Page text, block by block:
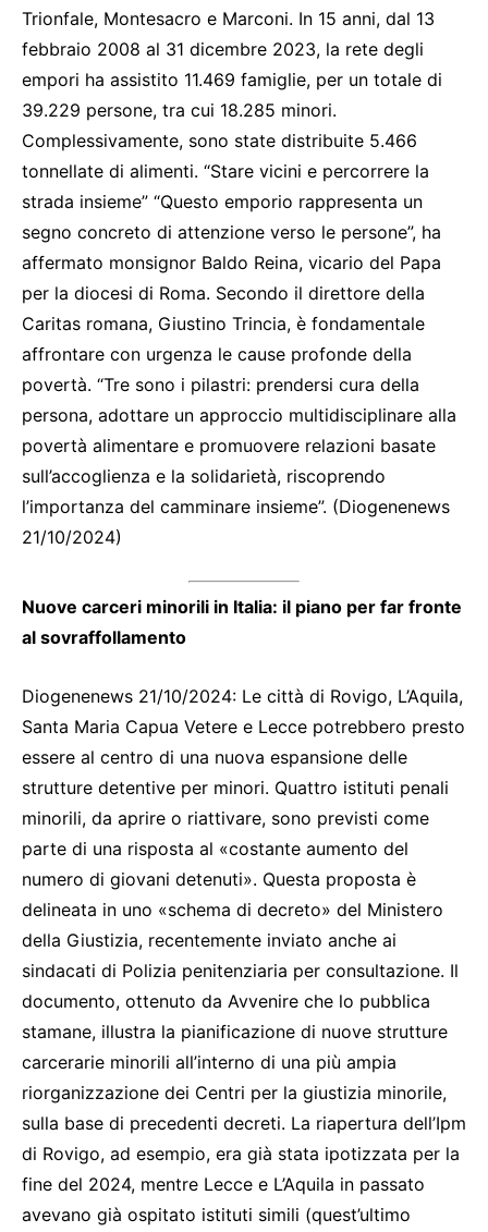
Trionfale, Montesacro e Marconi. In 15 anni, dal 13
febbraio 2008 al 31 dicembre 2023, la rete degli
empori ha assistito 11.469 famiglie, per un totale di
39.229 persone, tra cui 18.285 minori.
Complessivamente, sono state distribuite 5.466
tonnellate di alimenti. “Stare vicini e percorrere la
strada insieme” “Questo emporio rappresenta un
segno concreto di attenzione verso le persone”, ha
affermato monsignor Baldo Reina, vicario del Papa
per la diocesi di Roma. Secondo il direttore della
Caritas romana, Giustino Trincia, è fondamentale
affrontare con urgenza le cause profonde della
povertà. “Tre sono i pilastri: prendersi cura della
persona, adottare un approccio multidisciplinare alla
povertà alimentare e promuovere relazioni basate
sull’accoglienza e la solidarietà, riscoprendo
l’importanza del camminare insieme”. (Diogenenews
21/10/2024)
Nuove carceri minorili in Italia: il piano per far fronte
al sovraffollamento
Diogenenews 21/10/2024: Le città di Rovigo, L’Aquila,
Santa Maria Capua Vetere e Lecce potrebbero presto
essere al centro di una nuova espansione delle
strutture detentive per minori. Quattro istituti penali
minorili, da aprire o riattivare, sono previsti come
parte di una risposta al «costante aumento del
numero di giovani detenuti». Questa proposta è
delineata in uno «schema di decreto» del Ministero
della Giustizia, recentemente inviato anche ai
sindacati di Polizia penitenziaria per consultazione. Il
documento, ottenuto da Avvenire che lo pubblica
stamane, illustra la pianificazione di nuove strutture
carcerarie minorili all’interno di una più ampia
riorganizzazione dei Centri per la giustizia minorile,
sulla base di precedenti decreti. La riapertura dell’Ipm
di Rovigo, ad esempio, era già stata ipotizzata per la
fine del 2024, mentre Lecce e L’Aquila in passato
avevano già ospitato istituti simili (quest’ultimo